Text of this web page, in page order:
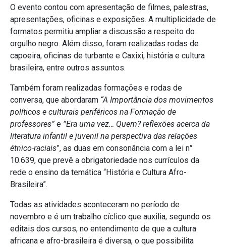
O evento contou com apresentação de filmes, palestras,
apresentações, oficinas e exposições. A multiplicidade de
formatos permitiu ampliar a discussão a respeito do
orgulho negro. Além disso, foram realizadas rodas de
capoeira, oficinas de turbante e Caxixi, história e cultura
brasileira, entre outros assuntos.
Também foram realizadas formações e rodas de
conversa, que abordaram “A Importância dos movimentos
políticos e culturais periféricos na Formação de
professores” e ”Era uma vez… Quem? reflexões acerca da
literatura infantil e juvenil na perspectiva das relações
étnico-raciais”, as duas em consonância com a lei n°
10.639, que prevê a obrigatoriedade nos currículos da
rede o ensino da temática “História e Cultura Afro-
Brasileira”.
Todas as atividades aconteceram no período de
novembro e é um trabalho cíclico que auxilia, segundo os
editais dos cursos, no entendimento de que a cultura
africana e afro-brasileira é diversa, o que possibilita